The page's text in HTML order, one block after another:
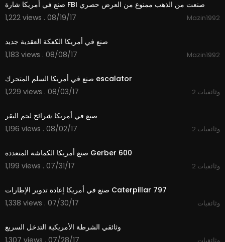
صنع في أمريكا شارة FBI صنعت من الذهب ممنوع من العرض حصري
1,222 views . 08/19/17
Mazin1992
صنع في أمريكا الكعكة العقدية جديد
1,183 views . 08/08/17
Mazin1992
صنع في أمريكا السلم المتحرك escalator
1,229 views . 08/03/17
وثائقيات 2
صنع في أمريكا شرائح لحم البقر
1,196 views . 08/02/17
وثائقيات 2
صنع أمريكا الكماشة المتعددة Gerber 600
1,199 views . 07/31/17
وثائقيات 2
صنع في أمريكا إعادة تدوير الإطارات Caterpillar 797
1,338 views . 07/30/17
وثائقيات
وثائقي الشرطة الأمريكية التدخل السريع
1,307 views . 07/28/17